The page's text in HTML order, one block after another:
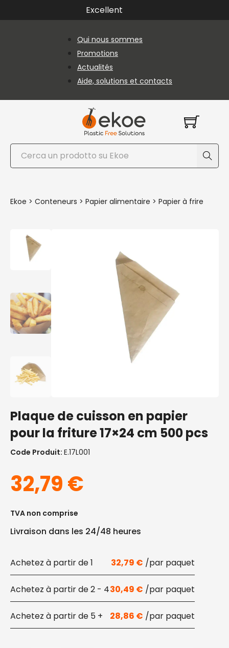
Passer au contenu principal
Passer au pied de page
Excellent
Qui nous sommes
Promotions
Actualités
Aide, solutions et contacts
Rechercher
Ekoe > Conteneurs > Papier alimentaire > Papier à frire
Plaque de cuisson en papier
pour la friture 17×24 cm 500 pcs
Code Produit: E.17L001
32,79€
TVA non comprise
Livraison dans les 24/48 heures
1 32,79 €
2 - 430,49 €
5 + 28,86 €